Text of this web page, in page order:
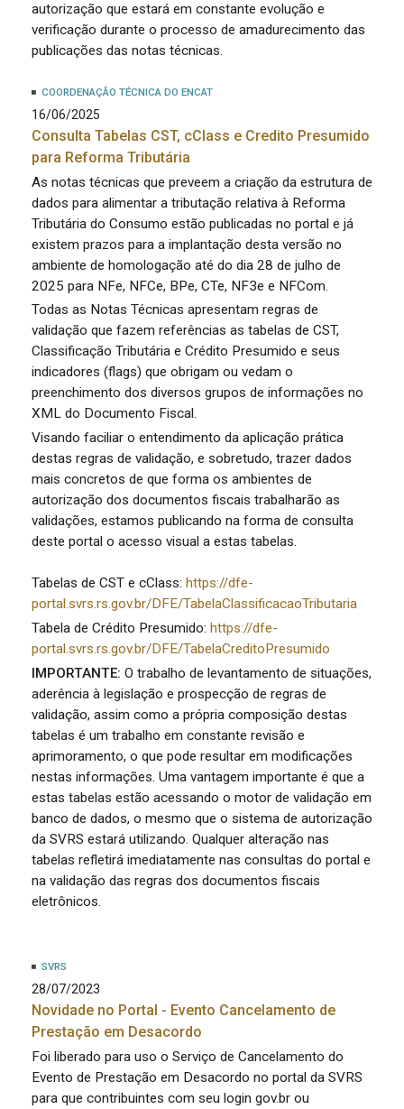
autorização que estará em constante evolução e
verificação durante o processo de amadurecimento das
publicações das notas técnicas.
COORDENAÇÃO TÉCNICA DO ENCAT
16/06/2025
Consulta Tabelas CST, cClass e Credito Presumido
para Reforma Tributária
As notas técnicas que preveem a criação da estrutura de
dados para alimentar a tributação relativa à Reforma
Tributária do Consumo estão publicadas no portal e já
existem prazos para a implantação desta versão no
ambiente de homologação até do dia 28 de julho de
2025 para NFe, NFCe, BPe, CTe, NF3e e NFCom.
Todas as Notas Técnicas apresentam regras de
validação que fazem referências as tabelas de CST,
Classificação Tributária e Crédito Presumido e seus
indicadores (flags) que obrigam ou vedam o
preenchimento dos diversos grupos de informações no
XML do Documento Fiscal.
Visando faciliar o entendimento da aplicação prática
destas regras de validação, e sobretudo, trazer dados
mais concretos de que forma os ambientes de
autorização dos documentos fiscais trabalharão as
validações, estamos publicando na forma de consulta
deste portal o acesso visual a estas tabelas.
Tabelas de CST e cClass: https://dfe-
portal.svrs.rs.gov.br/DFE/TabelaClassificacaoTributaria
Tabela de Crédito Presumido: https://dfe-
portal.svrs.rs.gov.br/DFE/TabelaCreditoPresumido
IMPORTANTE: O trabalho de levantamento de situações,
aderência à legislação e prospecção de regras de
validação, assim como a própria composição destas
tabelas é um trabalho em constante revisão e
aprimoramento, o que pode resultar em modificações
nestas informações. Uma vantagem importante é que a
estas tabelas estão acessando o motor de validação em
banco de dados, o mesmo que o sistema de autorização
da SVRS estará utilizando. Qualquer alteração nas
tabelas refletirá imediatamente nas consultas do portal e
na validação das regras dos documentos fiscais
eletrônicos.
SVRS
28/07/2023
Novidade no Portal - Evento Cancelamento de
Prestação em Desacordo
Foi liberado para uso o Serviço de Cancelamento do
Evento de Prestação em Desacordo no portal da SVRS
para que contribuintes com seu login gov.br ou